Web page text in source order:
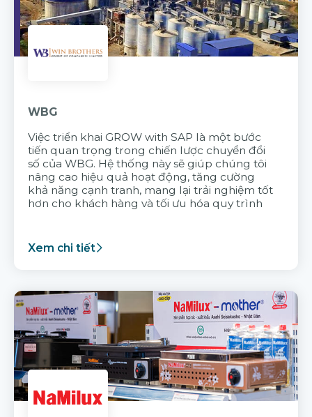
WBG
Việc triển khai GROW with SAP là một bước
tiến quan trọng trong chiến lược chuyển đổi
số của WBG. Hệ thống này sẽ giúp chúng tôi
nâng cao hiệu quả hoạt động, tăng cường
khả năng cạnh tranh, mang lại trải nghiệm tốt
hơn cho khách hàng và tối ưu hóa quy trình
Xem chi tiết